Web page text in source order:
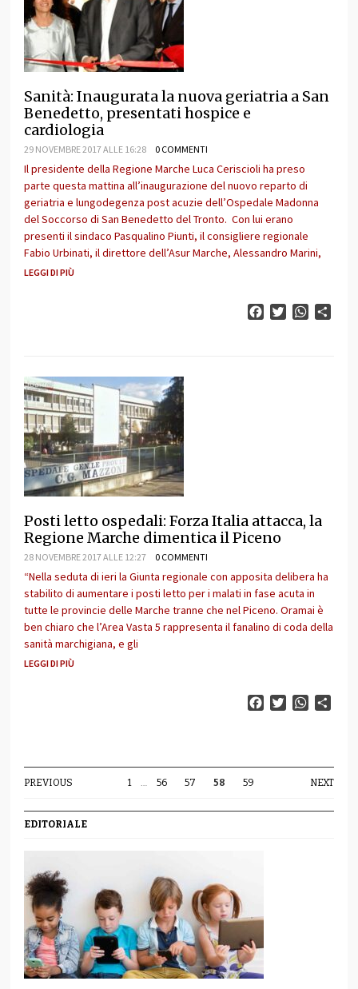
Sanità: Inaugurata la nuova geriatria a San
Benedetto, presentati hospice e
cardiologia
29 NOVEMBRE 2017 ALLE 16:28 0 COMMENTI
Il presidente della Regione Marche Luca Ceriscioli ha preso
parte questa mattina all’inaugurazione del nuovo reparto di
geriatria e lungodegenza post acuzie dell’Ospedale Madonna
del Soccorso di San Benedetto del Tronto. Con lui erano
presenti il sindaco Pasqualino Piunti, il consigliere regionale
Fabio Urbinati, il direttore dell’Asur Marche, Alessandro Marini,
LEGGI DI PIÙ
FacebookTwitter
Posti letto ospedali: Forza Italia attacca, la
Regione Marche dimentica il Piceno
28 NOVEMBRE 2017 ALLE 12:27 0 COMMENTI
“Nella seduta di ieri la Giunta regionale con apposita delibera ha
stabilito di aumentare i posti letto per i malati in fase acuta in
tutte le provincie delle Marche tranne che nel Piceno. Oramai è
ben chiaro che l’Area Vasta 5 rappresenta il fanalino di coda della
sanità marchigiana, e gli
LEGGI DI PIÙ
FacebookTwitter
PREVIOUS 1 … 56 57 58 59 NEXT
EDITORIALE